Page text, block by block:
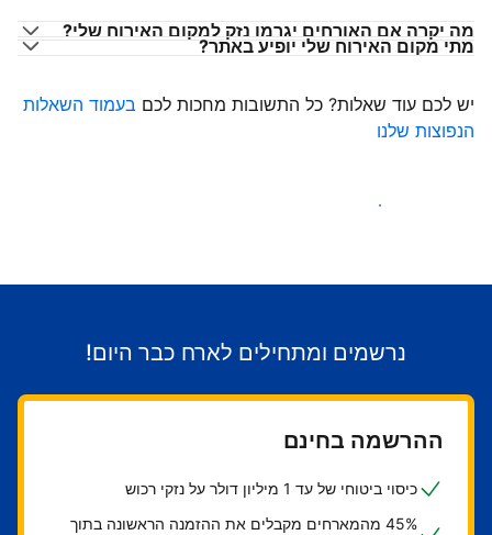
מה יקרה אם האורחים יגרמו נזק למקום האירוח שלי?
מתי מקום האירוח שלי יופיע באתר?
יש לכם עוד שאלות? כל התשובות מחכות לכם בעמוד השאלות
הנפוצות שלנו
התחילו לקבל אורחים
נרשמים ומתחילים לארח כבר היום!
ההרשמה בחינם
כיסוי ביטוחי של עד 1 מיליון דולר על נזקי רכוש
45% מהמארחים מקבלים את ההזמנה הראשונה בתוך